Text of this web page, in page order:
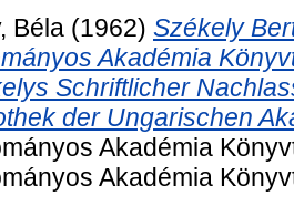
Béla (1962) Székely
Akadémia
Schriftlicher
der Ungarischen
Akadémia
Akadémia